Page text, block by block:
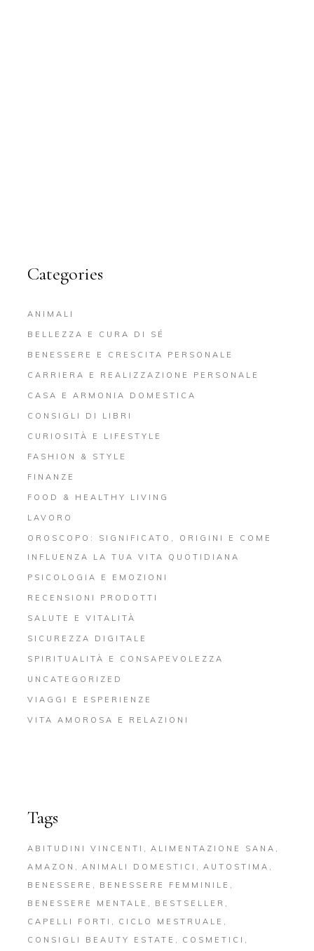
Categories
ANIMALI
BELLEZZA E CURA DI SÉ
BENESSERE E CRESCITA PERSONALE
CARRIERA E REALIZZAZIONE PERSONALE
CASA E ARMONIA DOMESTICA
CONSIGLI DI LIBRI
CURIOSITÀ E LIFESTYLE
FASHION & STYLE
FINANZE
FOOD & HEALTHY LIVING
LAVORO
OROSCOPO: SIGNIFICATO, ORIGINI E COME
INFLUENZA LA TUA VITA QUOTIDIANA
PSICOLOGIA E EMOZIONI
RECENSIONI PRODOTTI
SALUTE E VITALITÀ
SICUREZZA DIGITALE
SPIRITUALITÀ E CONSAPEVOLEZZA
UNCATEGORIZED
VIAGGI E ESPERIENZE
VITA AMOROSA E RELAZIONI
Tags
ABITUDINI VINCENTI
ALIMENTAZIONE SANA
AMAZON
ANIMALI DOMESTICI
AUTOSTIMA
BENESSERE
BENESSERE FEMMINILE
BENESSERE MENTALE
BESTSELLER
CAPELLI FORTI
CICLO MESTRUALE
CONSIGLI BEAUTY ESTATE
COSMETICI